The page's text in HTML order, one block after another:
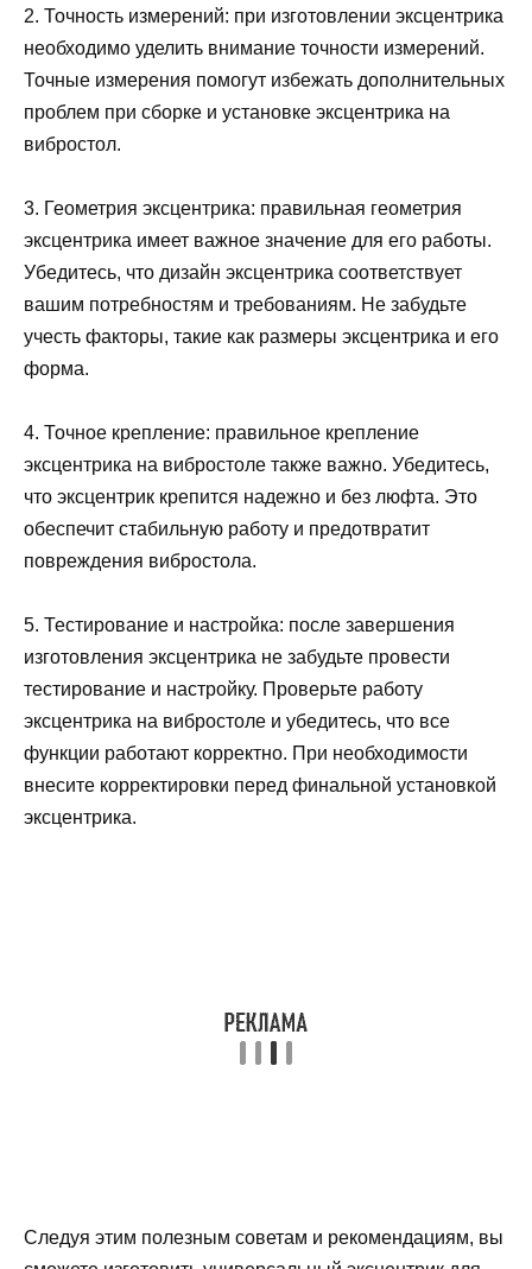
2. Точность измерений: при изготовлении эксцентрика
необходимо уделить внимание точности измерений.
Точные измерения помогут избежать дополнительных
проблем при сборке и установке эксцентрика на
вибростол.
3. Геометрия эксцентрика: правильная геометрия
эксцентрика имеет важное значение для его работы.
Убедитесь, что дизайн эксцентрика соответствует
вашим потребностям и требованиям. Не забудьте
учесть факторы, такие как размеры эксцентрика и его
форма.
4. Точное крепление: правильное крепление
эксцентрика на вибростоле также важно. Убедитесь,
что эксцентрик крепится надежно и без люфта. Это
обеспечит стабильную работу и предотвратит
повреждения вибростола.
5. Тестирование и настройка: после завершения
изготовления эксцентрика не забудьте провести
тестирование и настройку. Проверьте работу
эксцентрика на вибростоле и убедитесь, что все
функции работают корректно. При необходимости
внесите корректировки перед финальной установкой
эксцентрика.
Следуя этим полезным советам и рекомендациям, вы